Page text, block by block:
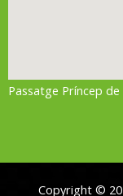
Passatge Príncep
Copyright ©